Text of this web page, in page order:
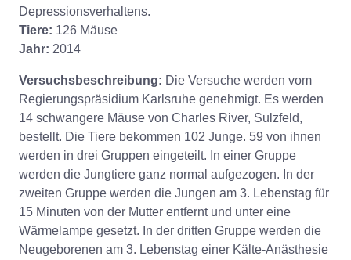
Depressionsverhaltens.
Tiere: 126 Mäuse
Jahr: 2014
Versuchsbeschreibung: Die Versuche werden vom
Regierungspräsidium Karlsruhe genehmigt. Es werden
14 schwangere Mäuse von Charles River, Sulzfeld,
bestellt. Die Tiere bekommen 102 Junge. 59 von ihnen
werden in drei Gruppen eingeteilt. In einer Gruppe
werden die Jungtiere ganz normal aufgezogen. In der
zweiten Gruppe werden die Jungen am 3. Lebenstag für
15 Minuten von der Mutter entfernt und unter eine
Wärmelampe gesetzt. In der dritten Gruppe werden die
Neugeborenen am 3. Lebenstag einer Kälte-Anästhesie